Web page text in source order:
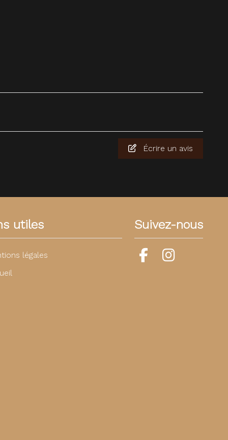
Écrire un avis
utiles
légales
Suivez-nous